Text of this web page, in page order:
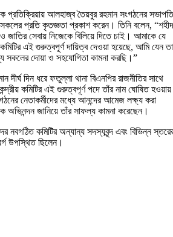
প্রতিক্রিয়ায় আলহাজ্ব তৈয়বুর রহমান সংগঠনের সভাপতি
প্রতি কৃতজ্ঞতা প্রকাশ করেন। তিনি বলেন, “শহীদ
জাতির সেবায় নিজেকে বিলিয়ে দিতে চাই। আমাকে যে
এই গুরুত্বপূর্ণ দায়িত্ব দেওয়া হয়েছে, আমি যেন
সকলের দোয়া ও সহযোগিতা কামনা করছি।”
দিন ধরে ফতুল্লা থানা বিএনপির রাজনীতির সাথে
কমিটির এই গুরুত্বপূর্ণ পদে তাঁর নাম ঘোষিত হওয়ায়
নেতাকর্মীদের মধ্যে আনন্দের আমেজ লক্ষ্য করা
অভিনন্দন জানিয়ে তাঁর সাফল্য কামনা করেছেন।
নবগঠিত কমিটির অন্যান্য সদস্যবৃন্দ এবং বিভিন্ন
উপস্থিত ছিলেন।